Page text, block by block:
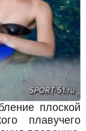
плоской
плавучего